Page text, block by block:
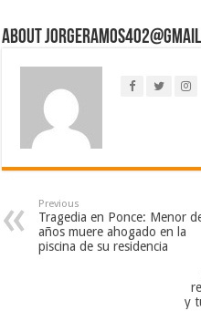
About
Previous
Tragedia en Ponce: Menor
años muere ahogado en la
piscina de su residencia
y